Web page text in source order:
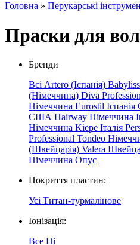
Головна » Перукарські
Праски для
Бренди
Всі Artero (Іспанія)
(Німеччина) Diva
Німеччина Eurostil Іспанія
США Hairway Німеччина
Німеччина Kiepe Італія
Professional Tondeo
(Швейцарія) Valera
Німеччина Опус
Покриття пластин:
Усі Титан-турмалінове
Іонізація:
Все Ні